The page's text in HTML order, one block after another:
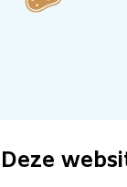
Deze